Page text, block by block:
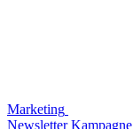
Marketing
Newsletter Kampagne